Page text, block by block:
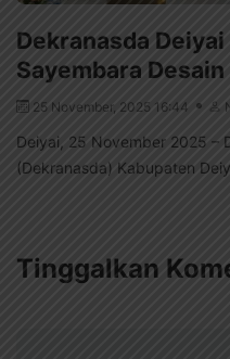
Dekranasda
Sayembara
25 November, 2025 16:44
Deiyai, 25 November 2025 –
(Dekranasda) Kabupaten
Tinggalkan